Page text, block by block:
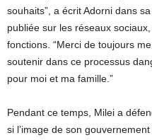
souhaits”, a écrit Adorni dans
publiée sur les réseaux
fonctions. “Merci de toujours
soutenir dans ce processus
pour moi et ma famille.”
Pendant ce temps, Milei a
si l’image de son